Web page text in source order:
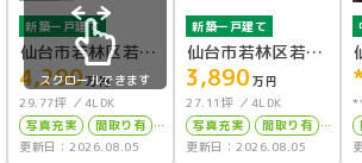
新築一戸建て
仙台市若林区若林
1丁目A号棟
4,290万円
29.77坪
4LDK
写真充実
間取り有
南面バルコニー
更新日：2026.08.05
新築一戸建て
仙台市若林区若林
1丁目C号棟
3,890 万円
27.11坪
4LDK
写真充実
間取り有
南面バルコニー
更新日：2026.08.05
スクロールできます